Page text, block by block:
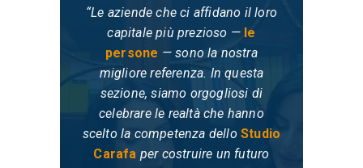
“Le aziende che ci affidano il loro
capitale più prezioso — le
persone — sono la nostra
migliore referenza. In questa
sezione, siamo orgogliosi di
celebrare le realtà che hanno
scelto la competenza delloStudio
Carafa per costruire un futuro